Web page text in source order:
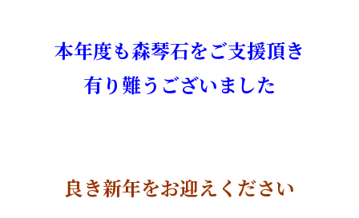
本年度も森琴石をご支援頂き
有り難うございました
良き新年をお迎えください